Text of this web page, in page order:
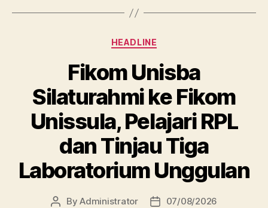
Categories
HEADLINE
Fikom Unisba
Silaturahmi ke Fikom
Unissula, Pelajari RPL
dan Tinjau Tiga
Laboratorium Unggulan
PostByAdministrator
Post07/08/2026